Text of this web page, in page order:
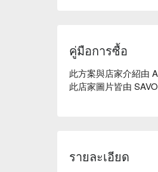
คู่มือการซื้อ
此方案與店家介紹由
此店家圖片皆由
รายละเอียด